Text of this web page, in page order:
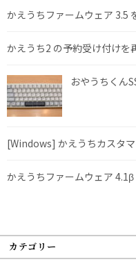
かえうちファームウェア 3.5
かえうち2 の予約受け付けを
おやうちくん
[Windows] かえうちカスタ
かえうちファームウェア
カテゴリー